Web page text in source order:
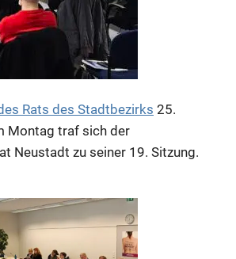
Anzeige
Anzeige
Rats des Stadtbezirks 25.
Montag traf sich der
Neustadt zu seiner 19. Sitzung.